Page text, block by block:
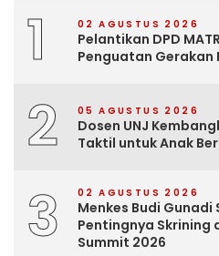
1 02 AGUSTUS 2026
Pelantikan DPD
Penguatan Gerakan
2 05 AGUSTUS 2026
Dosen UNJ
Taktil untuk Anak
3 02 AGUSTUS 2026
Menkes Budi Gunadi
Pentingnya Skrining
Summit 2026